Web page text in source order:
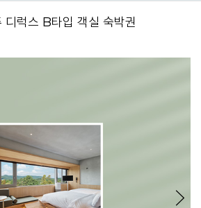
디럭스 B타입 객실 숙박권